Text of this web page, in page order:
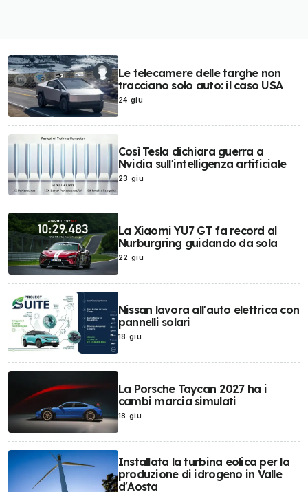
Le telecamere delle targhe non
tracciano solo auto: il caso USA
24 giu
Così Tesla dichiara guerra a
Nvidia sull'intelligenza artificiale
23 giu
La Xiaomi YU7 GT fa record al
Nurburgring guidando da sola
22 giu
Nissan lavora all'auto elettrica con
pannelli solari
18 giu
La Porsche Taycan 2027 ha i
cambi marcia simulati
18 giu
Installata la turbina eolica per la
produzione di idrogeno in Valle
d'Aosta